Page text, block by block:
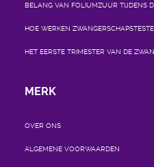
BELANG VAN FOLIUMZUUR TIJDENS
HOE WERKEN
HET EERSTE TRIMESTER VAN DE
MERK
OVER ONS
ALGEMENE VOORWAARDEN